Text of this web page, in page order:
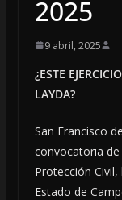
2025
9 abril, 2025
¿ESTE
LAYDA?
San Francisco
convocatoria
Protección
Estado de